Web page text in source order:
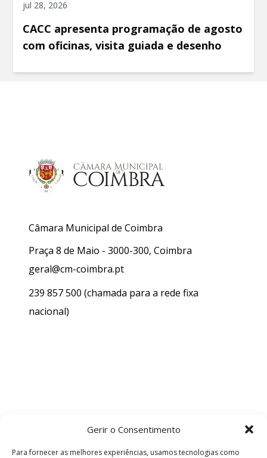
Gerir o Consentimento
Para fornecer as melhores experiências, usamos tecnologias como
jul 28, 2026
CACC apresenta programação de agosto
com oficinas, visita guiada e desenho
Câmara Municipal de Coimbra
Praça 8 de Maio - 3000-300, Coimbra
geral@cm-coimbra.pt
239 857 500 (chamada para a rede fixa
nacional)